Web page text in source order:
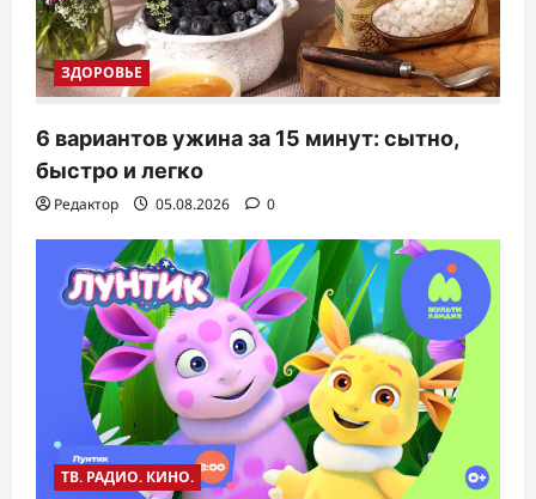
ЗДОРОВЬЕ
6 вариантов ужина за 15 минут: сытно,
быстро и легко
Редактор 05.08.2026 0
ТВ. РАДИО. КИНО.